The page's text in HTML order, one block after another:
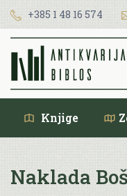
+385 1 48 16 574
Knjige
Naklada